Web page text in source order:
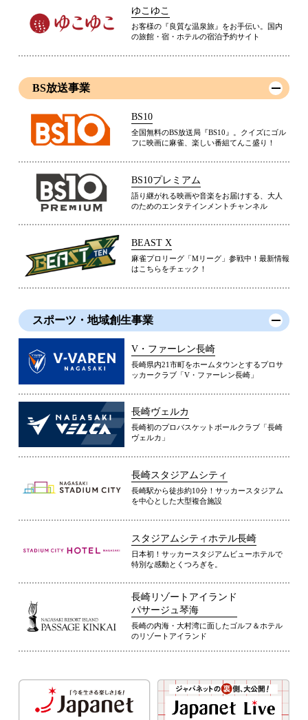
ゆこゆこ
お客様の『良質な温泉旅』をお手伝い。国内
の旅館・宿・ホテルの宿泊予約サイト
BS放送事業
BS10
全国無料のBS放送局『BS10』。クイズにゴル
フに映画に麻雀、楽しい番組てんこ盛り！
BS10プレミアム
語り継がれる映画や音楽をお届けする、大人
のためのエンタテインメントチャンネル
BEAST X
麻雀プロリーグ「Mリーグ」参戦中！最新情報
はこちらをチェック！
スポーツ・地域創生事業
V・ファーレン長崎
長崎県内21市町をホームタウンとするプロサ
ッカークラブ「V・ファーレン長崎」
長崎ヴェルカ
長崎初のプロバスケットボールクラブ「長崎
ヴェルカ」
長崎スタジアムシティ
長崎駅から徒歩約10分！サッカースタジアム
を中心とした大型複合施設
スタジアムシティホテル長崎
日本初！サッカースタジアムビューホテルで
特別な感動とくつろぎを。
長崎リゾートアイランド
パサージュ琴海
長崎の内海・大村湾に面したゴルフ＆ホテル
のリゾートアイランド